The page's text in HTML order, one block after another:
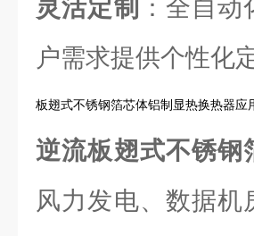
灵活定制
：全自
户需求提供个性化
板翅式不锈钢箔芯体铝制显热换热器应
逆流板翅式不锈
风力发电、数据